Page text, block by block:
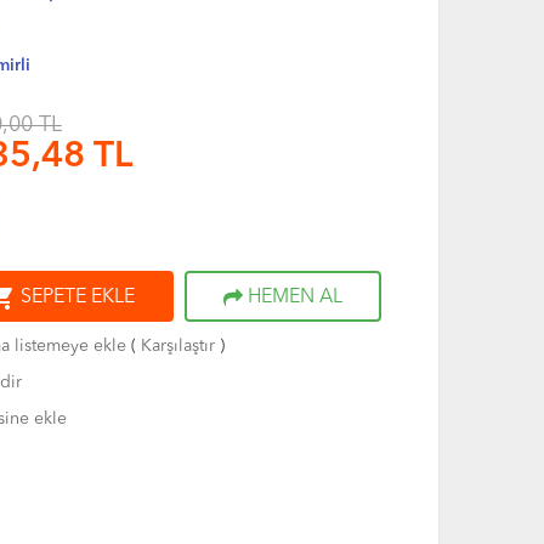
TL
TL
SEPETE EKLE HEMEN AL
listemeye ekle( Karşılaştır)
ekle